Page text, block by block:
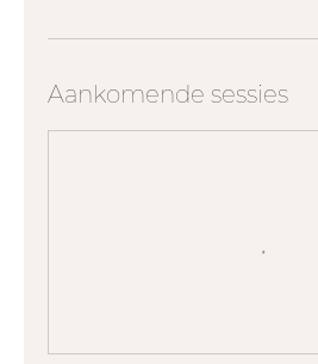
Aankomende sessies